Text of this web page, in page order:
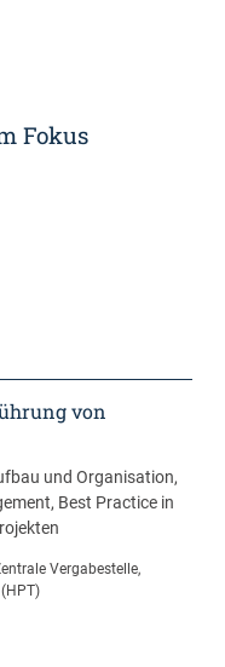
Fokus
von
und Organisation,
Best Practice in
Vergabestelle,